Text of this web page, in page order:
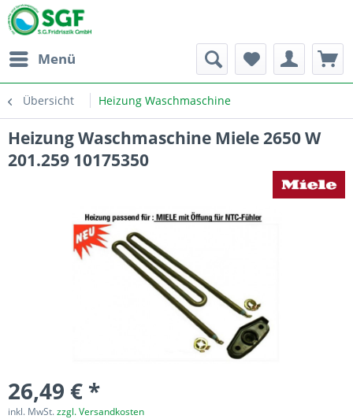
Menü
Übersicht Heizung Waschmaschine
Heizung Waschmaschine Miele 2650 W
201.259 10175350
26,49 € *
inkl. MwSt.zzgl. Versandkosten